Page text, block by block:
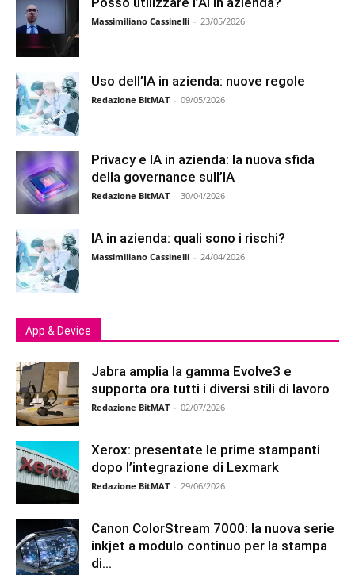
Massimiliano Cassinelli - 23/05/2026
Uso dell’IA in azienda: nuove regole
Redazione BitMAT - 09/05/2026
Privacy e IA in azienda: la nuova sfida
della governance sull’IA
Redazione BitMAT - 30/04/2026
IA in azienda: quali sono i rischi?
Massimiliano Cassinelli - 24/04/2026
App & Device
Jabra amplia la gamma Evolve3 e
supporta ora tutti i diversi stili di lavoro
Redazione BitMAT - 02/07/2026
Xerox: presentate le prime stampanti
dopo l’integrazione di Lexmark
Redazione BitMAT - 29/06/2026
Canon ColorStream 7000: la nuova serie
inkjet a modulo continuo per la stampa
di...